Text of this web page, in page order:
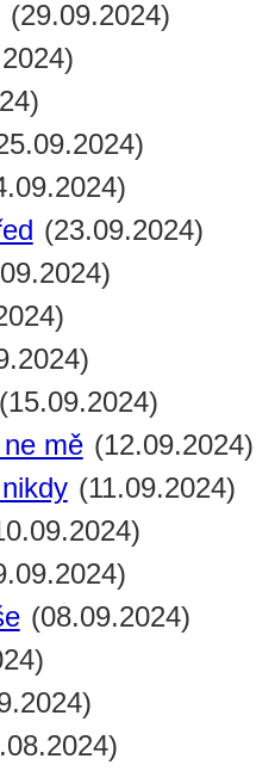
(29.09.2024)
(23.09.2024)
(15.09.2024)
mě (12.09.2024)
(11.09.2024)
(08.09.2024)